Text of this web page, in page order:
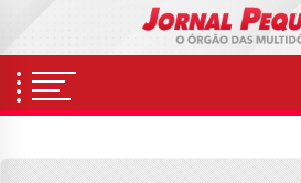
content